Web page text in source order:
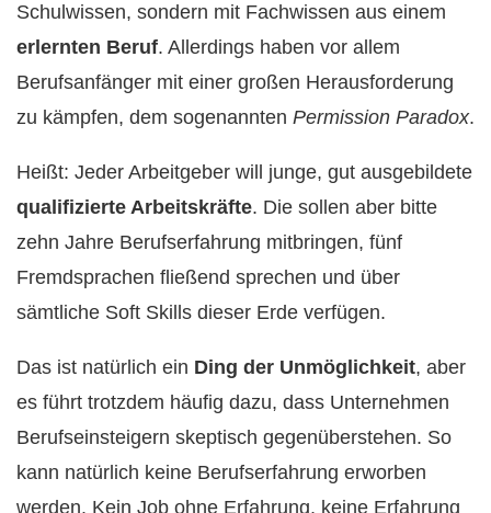
Schulwissen, sondern mit Fachwissen aus einem
erlernten Beruf. Allerdings haben vor allem
Berufsanfänger mit einer großen Herausforderung
zu kämpfen, dem sogenannten Permission Paradox.
Heißt: Jeder Arbeitgeber will junge, gut ausgebildete
qualifizierte Arbeitskräfte. Die sollen aber bitte
zehn Jahre Berufserfahrung mitbringen, fünf
Fremdsprachen fließend sprechen und über
sämtliche Soft Skills dieser Erde verfügen.
Das ist natürlich ein Ding der Unmöglichkeit, aber
es führt trotzdem häufig dazu, dass Unternehmen
Berufseinsteigern skeptisch gegenüberstehen. So
kann natürlich keine Berufserfahrung erworben
werden. Kein Job ohne Erfahrung, keine Erfahrung